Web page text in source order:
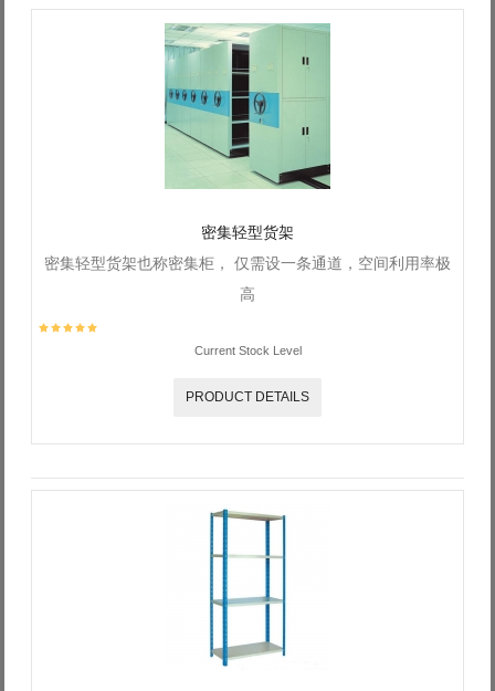
密集轻型货架
密集轻型货架也称密集柜， 仅需设一条通道，空间利用率极
高
Current Stock Level
PRODUCT DETAILS